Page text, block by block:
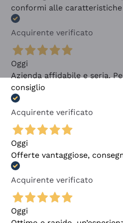
conformi alle
Acquirente verificato
Oggi
Azienda affidabile e seria.
consiglio
Acquirente verificato
Oggi
Offerte vantaggiose,
Acquirente verificato
Oggi